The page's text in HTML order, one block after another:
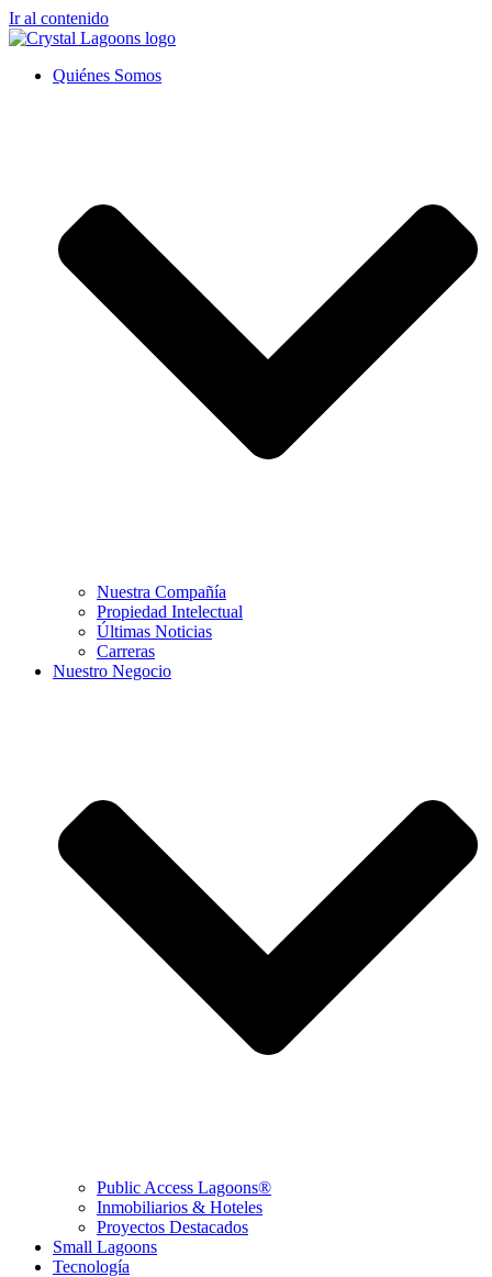
Ir al contenido
Quiénes Somos
Nuestra Compañía
Propiedad Intelectual
Últimas Noticias
Carreras
Nuestro Negocio
Public Access Lagoons®
Inmobiliarios & Hoteles
Proyectos Destacados
Small Lagoons
Tecnología